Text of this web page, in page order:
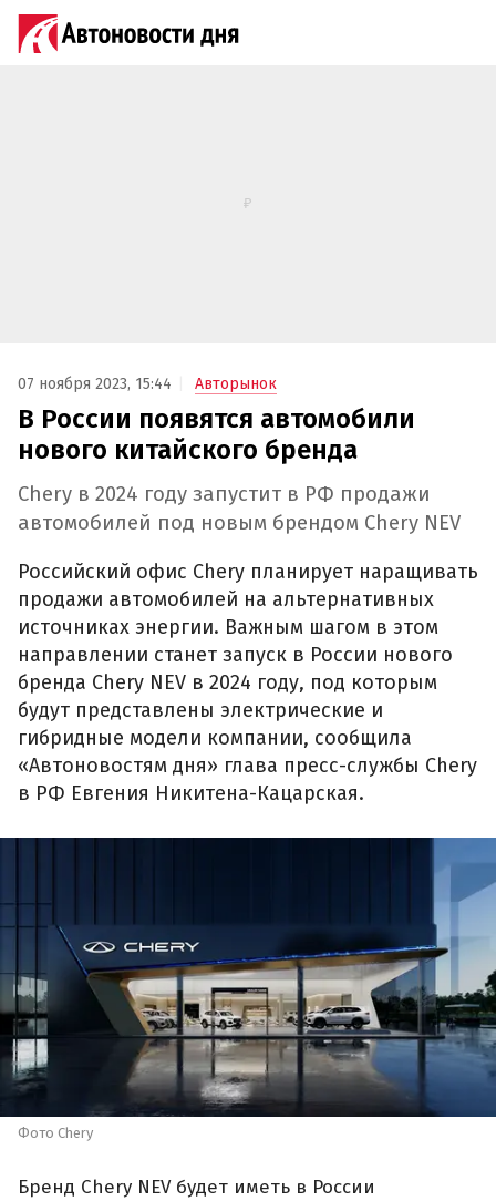
07 ноября 2023, 15:44 Авторынок
В России появятся автомобили
нового китайского бренда
Chery в 2024 году запустит в РФ продажи
автомобилей под новым брендом Chery NEV
Российский офис Chery планирует наращивать
продажи автомобилей на альтернативных
источниках энергии. Важным шагом в этом
направлении станет запуск в России нового
бренда Chery NEV в 2024 году, под которым
будут представлены электрические и
гибридные модели компании, сообщила
«Автоновостям дня» глава пресс-службы Chery
в РФ Евгения Никитена-Кацарская.
Фото Chery
Бренд Chery NEV будет иметь в России